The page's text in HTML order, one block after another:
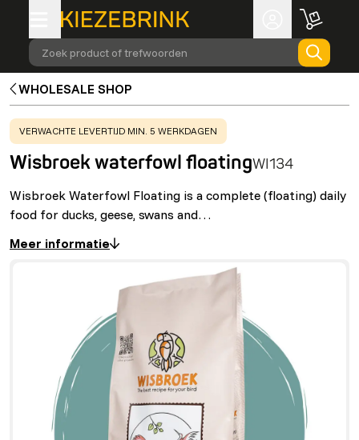
Zoek product of trefwoorden
WHOLESALE SHOP
WARNING:
VERWACHTE LEVERTIJD MIN. 5 WERKDAGEN
Wisbroek waterfowl floatingWI134
Wisbroek Waterfowl Floating is a complete (floating) daily
food for ducks, geese, swans and…
Meer informatie